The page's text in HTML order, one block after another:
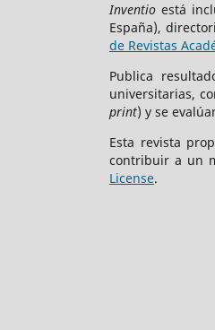
Inventio está
España),
de Revistas
Publica
universitarias,
print) y se
Esta revista
contribuir a un
License.